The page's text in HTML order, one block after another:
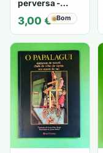
perversa -
PATRICIA
HIGHSMITH
3,00 € Bom